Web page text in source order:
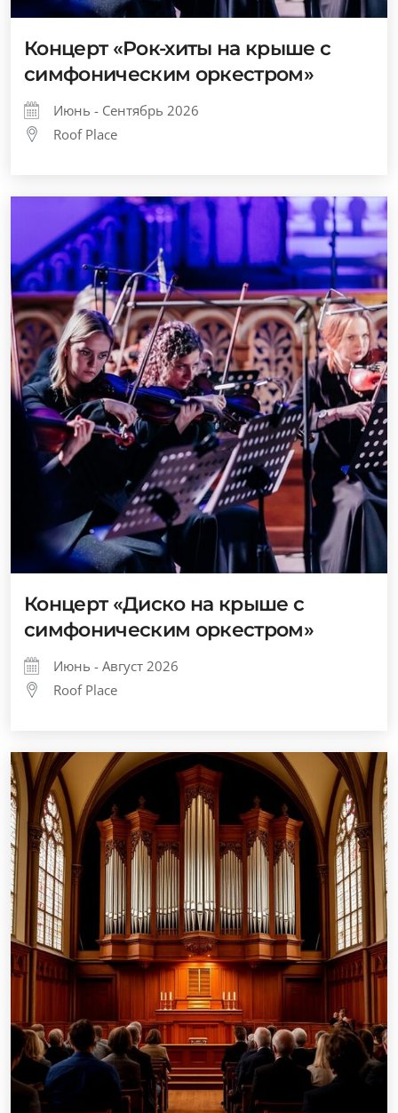
Концерт «Рок-хиты на крыше с
симфоническим оркестром»
Июнь - Сентябрь 2026
Roof Place
Концерт «Диско на крыше с
симфоническим оркестром»
Июнь - Август 2026
Roof Place